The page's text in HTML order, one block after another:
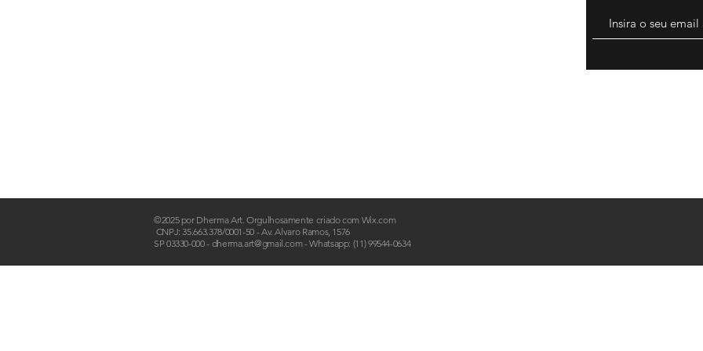
©2025 por Dherma Art. Orgulhosamente criado com Wix.com
CNPJ: 35.663.378/0001-50 - Av. Alvaro Ramos, 1576
SP 03330-000 - dherma.art@gmail.com - Whatsapp: (11) 99544-0634